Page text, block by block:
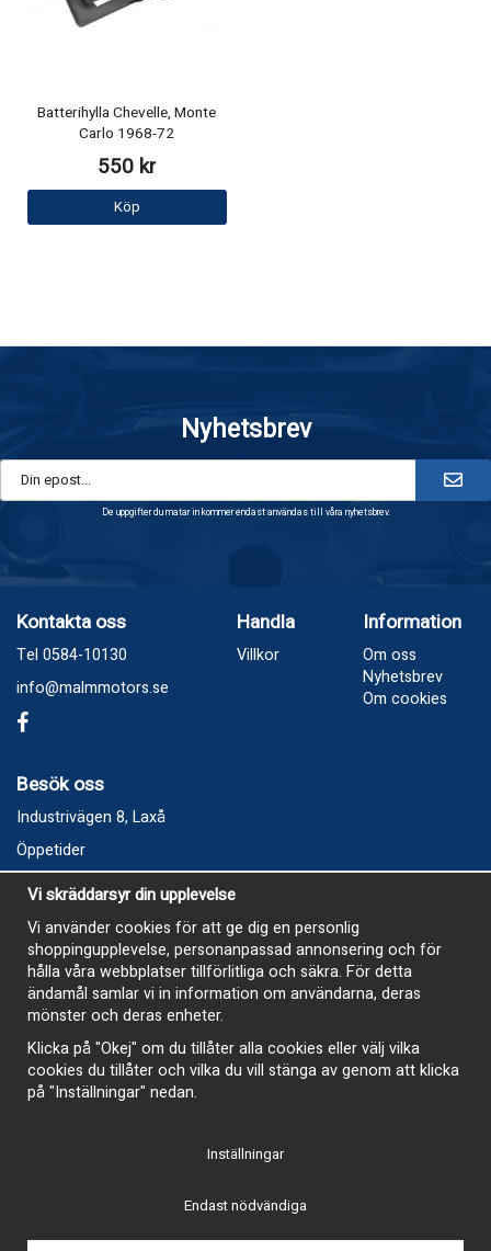
Batterihylla Chevelle, Monte
Carlo 1968-72
550 kr
Köp
Nyhetsbrev
De uppgifter du matar in kommer endast användas till våra nyhetsbrev.
Kontakta oss
Tel 0584-10130
info@malmmotors.se
Handla
Villkor
Information
Om oss
Nyhetsbrev
Om cookies
Besök oss
Industrivägen 8, Laxå
Öppetider
Vecka 32
Måndag kl 9-12, kl 13 - 15
Onsdag kl 9-12, kl 13 - 15
Tisdag, Tordag och Fredag stängt
E-Handelsbutiken är öppen och paket skickas hela
sommaren
Vi skräddarsyr din upplevelse
Vi använder cookies för att ge dig en personlig
shoppingupplevelse, personanpassad annonsering och för
hålla våra webbplatser tillförlitliga och säkra. För detta
ändamål samlar vi in information om användarna, deras
mönster och deras enheter.
Klicka på "Okej" om du tillåter alla cookies eller välj vilka
cookies du tillåter och vilka du vill stänga av genom att klicka
på "Inställningar" nedan.
Inställningar
Endast nödvändiga